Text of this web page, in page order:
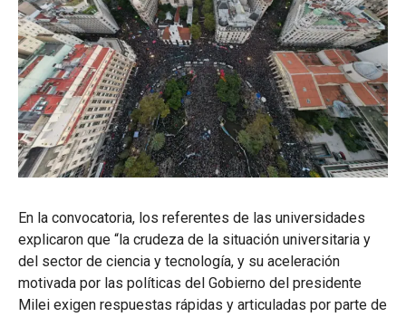
En la convocatoria, los referentes de las universidades
explicaron que “la crudeza de la situación universitaria y
del sector de ciencia y tecnología, y su aceleración
motivada por las políticas del Gobierno del presidente
Milei exigen respuestas rápidas y articuladas por parte de